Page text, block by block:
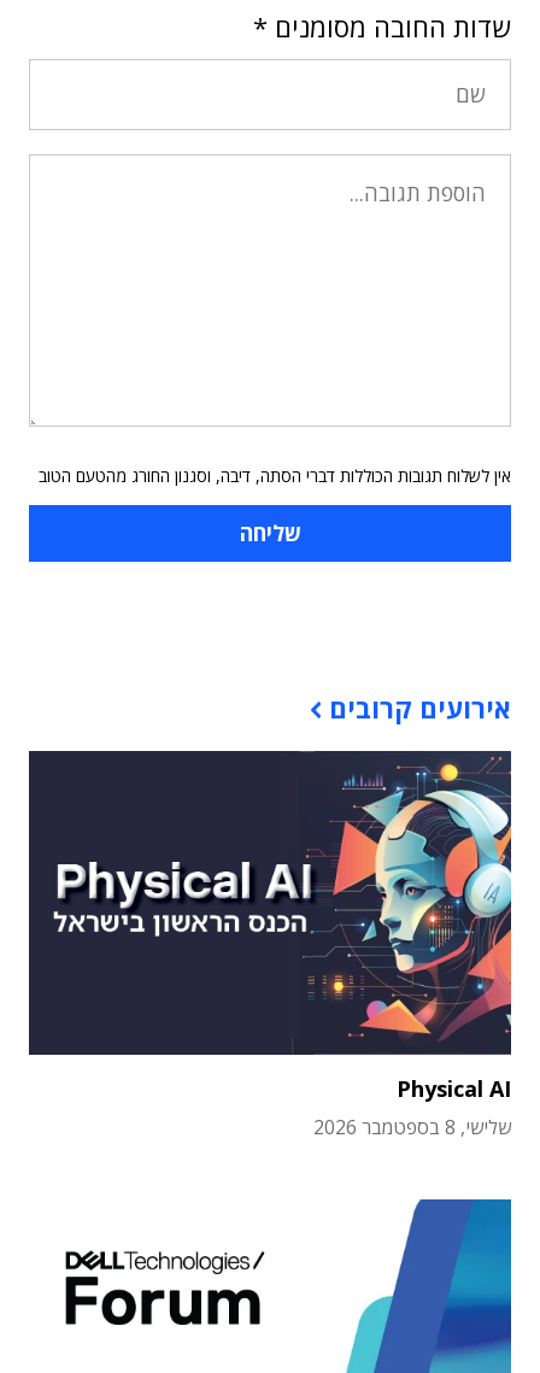
שדות החובה מסומנים *
אין לשלוח תגובות הכוללות דברי הסתה, דיבה, וסגנון החורג מהטעם הטוב
אירועים קרובים
Physical AI
שלישי, 8 בספטמבר 2026